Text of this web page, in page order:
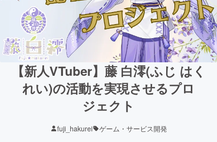
【新人VTuber】藤 白澪(ふじ はく
れい)の活動を実現させるプロ
ジェクト
fuji_hakurei ゲーム・サービス開発